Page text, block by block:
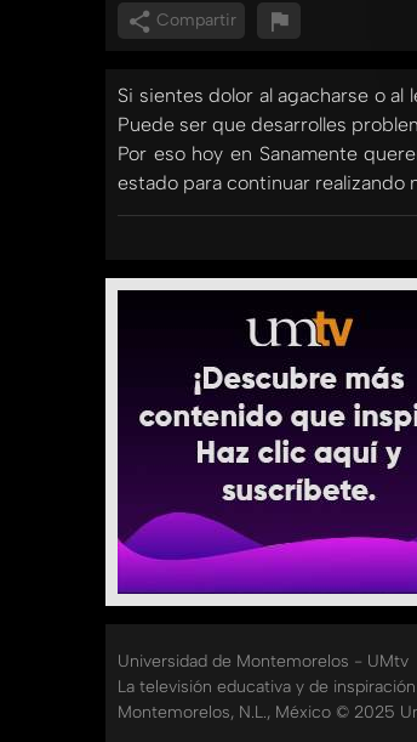
Compartir
Si sientes dolor al agacharse o
Puede ser que desarrolles
Por eso hoy en Sanamente
estado para continuar realizando
Categorías:
umtv universidad de
Universidad de Montemorelos - UMtv
La televisión educativa y de
Montemorelos, N.L., México © 2025